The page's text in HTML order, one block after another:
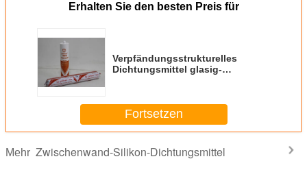
Erhalten Sie den besten Preis für
Verpfändungsstrukturelles
Dichtungsmittel glasig-
Fortsetzen
Mehr Zwischenwand-Silikon-Dichtungsmittel